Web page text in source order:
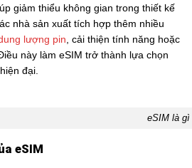
giảm thiểu không gian trong thiết kế
nhà sản xuất tích hợp thêm nhiều
lượng pin, cải thiện tính năng hoặc
này làm eSIM trở thành lựa chọn
đại.
eSIM là gì
eSIM